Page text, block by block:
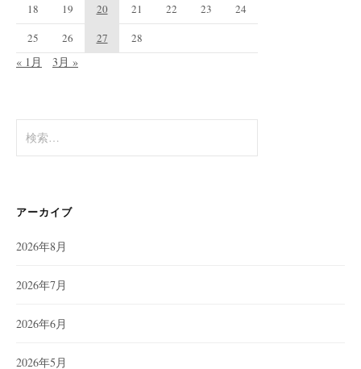
18
19 20 21 22 23
24
25
26 27 28
« 1月 3月 »
索:
アーカイブ
2026年8月
2026年7月
2026年6月
2026年5月